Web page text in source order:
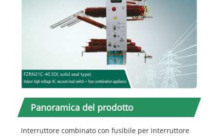
Panoramica del prodotto
Interruttore combinato con fusibile per interruttore